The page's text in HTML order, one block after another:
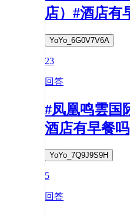
店）#酒店有
YoYo_6G0V7V6A
23
回答
#凤凰鸣雲国
酒店有早餐吗
YoYo_7Q9J9S9H
5
回答